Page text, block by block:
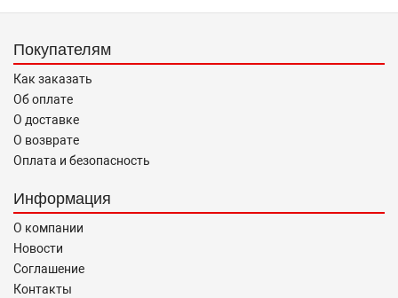
Покупателям
Как заказать
Об оплате
О доставке
О возврате
Оплата и безопасность
Информация
О компании
Новости
Соглашение
Контакты